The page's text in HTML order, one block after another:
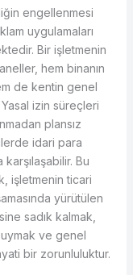
engellenmesi
uygulamaları
Bir işletmenin
hem binanın
de kentin genel
izin süreçleri
plansız
idari para
Bu
işletmenin ticari
yürütülen
sadık kalmak,
uymak ve genel
bir zorunluluktur.